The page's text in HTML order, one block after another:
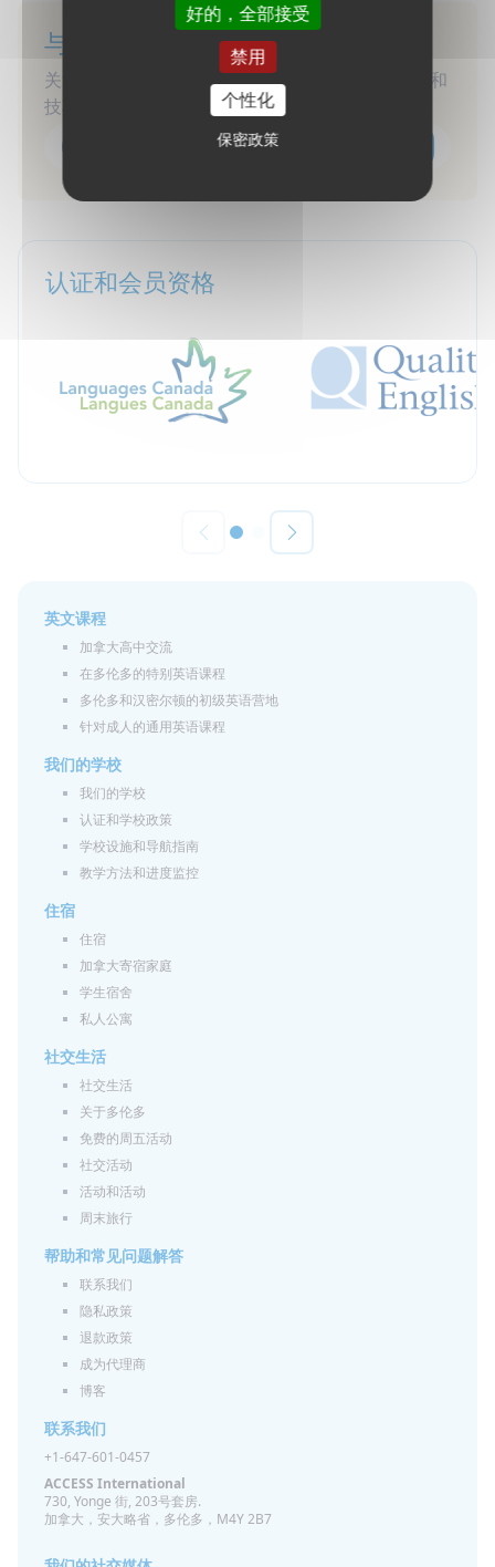
与我们联系
关注"Access English Toronto"以获取更新、故事和
技巧！加入我们的社区，和你的新朋友保持联系！
认证和会员资格
英文课程
加拿大高中交流
在多伦多的特别英语课程
多伦多和汉密尔顿的初级英语营地
针对成人的通用英语课程
我们的学校
我们的学校
认证和学校政策
学校设施和导航指南
教学方法和进度监控
住宿
住宿
加拿大寄宿家庭
学生宿舍
私人公寓
社交生活
社交生活
关于多伦多
免费的周五活动
社交活动
活动和活动
周末旅行
帮助和常见问题解答
联系我们
隐私政策
退款政策
成为代理商
博客
联系我们
+1-647-601-0457
ACCESS International
730, Yonge 街, 203号套房.
加拿大，安大略省，多伦多，M4Y 2B7
好的，全部接受
禁用
个性化
保密政策